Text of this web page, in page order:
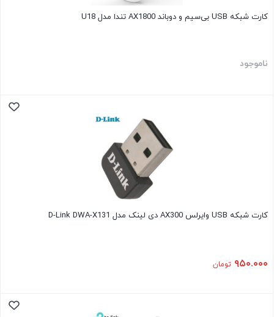
کارت شبکه USB بی‌سیم و دوباند AX1800 تندا مدل U18
ناموجود
کارت شبکه USB وایرلس AX300 دی لینک مدل D-Link DWA-X131
۹۵۰.۰۰۰ تومان